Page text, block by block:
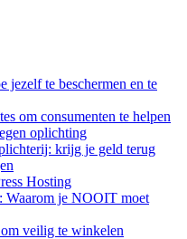
jezelf te beschermen en te
om consumenten te helpen
oplichting
krijg je geld terug
Hosting
Waarom je NOOIT moet
veilig te winkelen